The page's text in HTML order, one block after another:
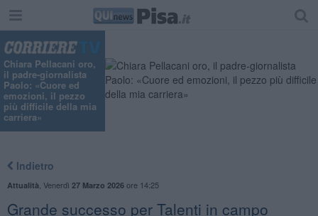
Chiara Pellacani oro,
il padre-giornalista
Paolo: «Cuore ed
emozioni, il pezzo
più difficile della mia
carriera»
Indietro
Attualità Venerdì 27 Marzo 2026ore 14:25
Grande successo per Talenti in campo